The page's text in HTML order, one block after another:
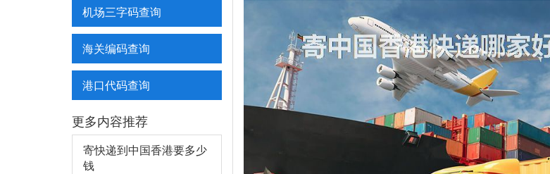
机场三字码查询
海关编码查询
港口代码查询
更多内容推荐
寄快递到中国香港要多少
钱